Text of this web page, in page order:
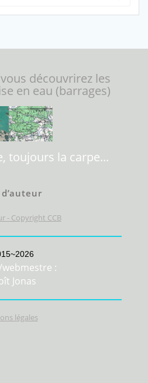
découvrirez les
en eau (barrages)
toujours la carpe...
- Copyright CCB
:
Jonas
légales